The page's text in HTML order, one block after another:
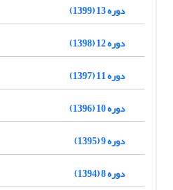
دوره 13 (1399)
دوره 12 (1398)
دوره 11 (1397)
دوره 10 (1396)
دوره 9 (1395)
دوره 8 (1394)